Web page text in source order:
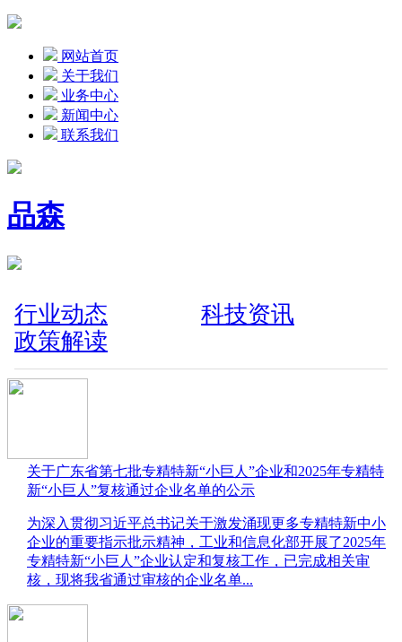
网站首页
关于我们
业务中心
新闻中心
联系我们
品森
行业动态
科技资讯
政策解读
关于广东省第七批专精特新“小巨人”企业和2025年专精特
新“小巨人”复核通过企业名单的公示
​为深入贯彻习近平总书记关于激发涌现更多专精特新中小
企业的重要指示批示精神，工业和信息化部开展了2025年
专精特新“小巨人”企业认定和复核工作，已完成相关审
核，现将我省通过审核的企业名单...